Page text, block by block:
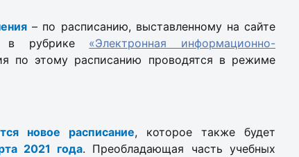
– по расписанию, выставленному на сайте
в рубрике «Электронная информационно-
по этому расписанию проводятся в режиме
новое расписание, которое также будет
2021 года. Преобладающая часть учебных